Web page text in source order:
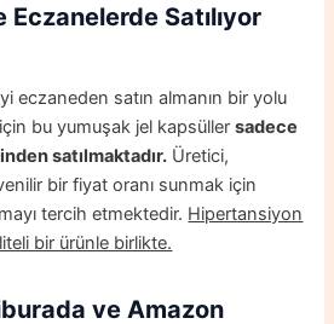
Satılıyor
eczaneden satın almanın bir yolu
bu yumuşak jel kapsüllersadece
satılmaktadır. Üretici,
bir fiyat oranı sunmak için
tercih etmektedir. Hipertansiyon
bir ürünle birlikte.
ve Amazon